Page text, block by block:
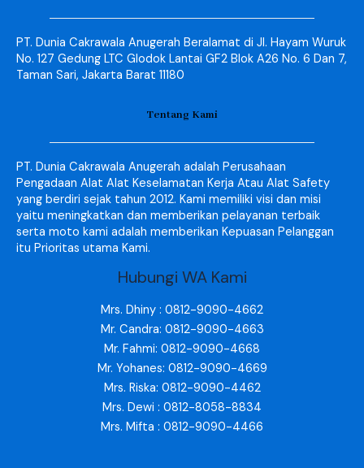
PT. Dunia Cakrawala Anugerah Beralamat di Jl. Hayam Wuruk
No. 127 Gedung LTC Glodok Lantai GF2 Blok A26 No. 6 Dan 7,
Taman Sari, Jakarta Barat 11180
Tentang Kami
PT. Dunia Cakrawala Anugerah adalah Perusahaan
Pengadaan Alat Alat Keselamatan Kerja Atau Alat Safety
yang berdiri sejak tahun 2012. Kami memiliki visi dan misi
yaitu meningkatkan dan memberikan pelayanan terbaik
serta moto kami adalah memberikan Kepuasan Pelanggan
itu Prioritas utama Kami.
Hubungi WA Kami
Mrs. Dhiny : 0812-9090-4662
Mr. Candra: 0812-9090-4663
Mr. Fahmi: 0812-9090-4668
Mr. Yohanes: 0812-9090-4669
Mrs. Riska: 0812-9090-4462
Mrs. Dewi : 0812-8058-8834
Mrs. Mifta : 0812-9090-4466